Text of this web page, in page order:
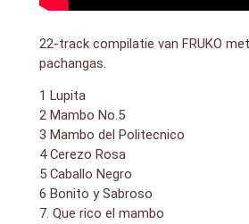
22-track compilatie van FRUKO
pachangas.
1 Lupita
2 Mambo No.5
3 Mambo del Politecnico
4 Cerezo Rosa
5 Caballo Negro
6 Bonito y Sabroso
7. Que rico el mambo